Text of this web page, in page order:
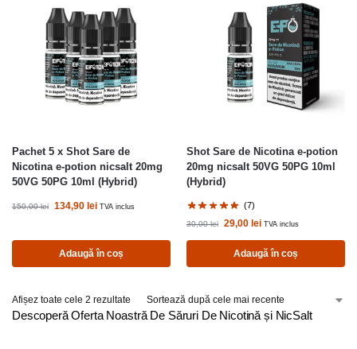
Pachet 5 x Shot Sare de
Nicotina e-potion nicsalt 20mg
50VG 50PG 10ml (Hybrid)
150,00lei 134,90 lei TVA inclus
Adaugă în coș
Shot Sare de Nicotina e-potion
20mg nicsalt 50VG 50PG 10ml
(Hybrid)
(7)
30,00lei 29,00 lei TVA inclus
Adaugă în coș
Afișez toate cele 2 rezultate
Descoperă Oferta Noastră De Săruri De Nicotină și NicSalt